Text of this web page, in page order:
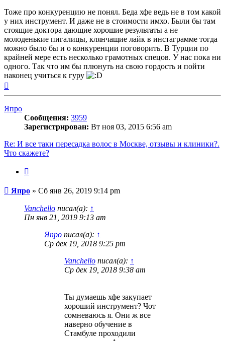
Тоже про конкуренцию не понял. Беда хфе ведь не в том какой
у них инструмент. И даже не в стоимости имхо. Были бы там
стоящие доктора дающие хорошие результаты а не
молоденькие пигалицы, клянчащие лайк в инстаграмме тогда
можно было бы и о конкуренции поговорить. В Турции по
крайней мере есть несколько грамотных спецов. У нас пока ни
одного. Так что им бы плюнуть на свою гордость и пойти
наконец учиться к гуру
Япро
Сообщения: 3959
Зарегистрирован: Вт ноя 03, 2015 6:56 am
Re: И все таки пересадка волос в Москве, отзывы и клиники?.
Что скажете?
Сообщение
Япро » Сб янв 26, 2019 9:14 pm
Vanchello писал(а): ↑
Пн янв 21, 2019 9:13 am
Япро писал(а): ↑
Ср дек 19, 2018 9:25 pm
Vanchello писал(а): ↑
Ср дек 19, 2018 9:38 am
Ты думаешь хфе закупает
хороший инструмент? Чот
сомневаюсь я. Они ж все
наверно обучение в
Стамбуле проходили